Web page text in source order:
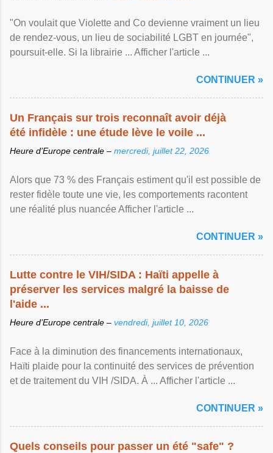
"On voulait que Violette and Co devienne vraiment un lieu
de rendez-vous, un lieu de sociabilité LGBT en journée",
poursuit-elle. Si la librairie ... Afficher l'article ...
CONTINUER »
Un Français sur trois reconnaît avoir déjà
été infidèle : une étude lève le voile ...
Heure d’Europe centrale – mercredi, juillet 22, 2026
Alors que 73 % des Français estiment qu'il est possible de
rester fidèle toute une vie, les comportements racontent
une réalité plus nuancée Afficher l'article ...
CONTINUER »
Lutte contre le VIH/SIDA : Haïti appelle à
préserver les services malgré la baisse de
l'aide ...
Heure d’Europe centrale – vendredi, juillet 10, 2026
Face à la diminution des financements internationaux,
Haïti plaide pour la continuité des services de prévention
et de traitement du VIH /SIDA. À ... Afficher l'article ...
CONTINUER »
Quels conseils pour passer un été "safe" ?